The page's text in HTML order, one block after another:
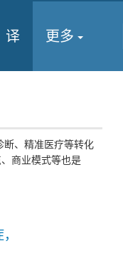
译 更多
断、精准医疗等转化
商业模式等也是